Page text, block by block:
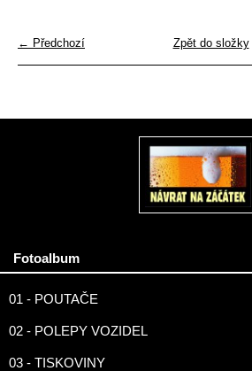
← Předchozí Zpět do složky
Fotoalbum
01 - POUTAČE
02 - POLEPY VOZIDEL
03 - TISKOVINY